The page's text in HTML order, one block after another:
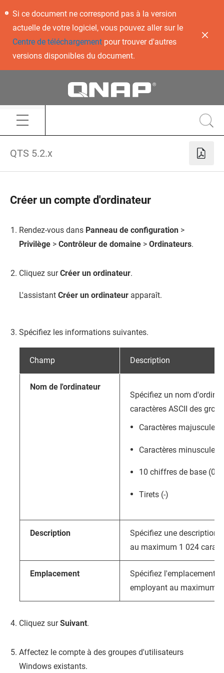
Si ce document ne correspond pas à la version
actuelle de votre logiciel, vous pouvez aller sur le
Centre de téléchargementpour trouver d'autres
versions disponibles du document.
QTS 5.2.x
Créer un compte d'ordinateur
Rendez-vous dans Panneau de configuration >
Privilège > Contrôleur de domaine > Ordinateurs.
Cliquez surCréer un ordinateur.
L'assistant Créer un ordinateur apparaît.
Spécifiez les informations suivantes.
Champ Description
Nom de l'ordinateur
Spécifiez un nom
caractères ASCII des
Caractères majuscules
Caractères minuscules
10 chiffres de base (0 à
Tirets (-)
Description
Spécifiez une description
au maximum 1 024
Emplacement
Spécifiez l'emplacement
employant au maximum 1
Cliquez surSuivant.
Affectez le compte à des groupes d'utilisateurs
Windows existants.